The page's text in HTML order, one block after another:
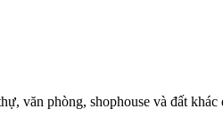
văn phòng, shophouse và đất